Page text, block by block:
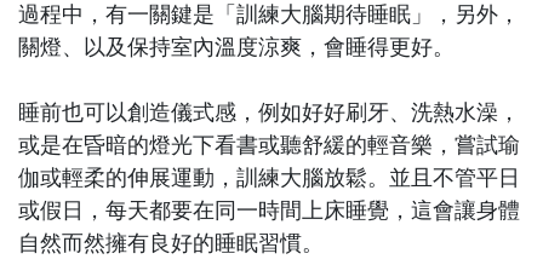
過程中，有一關鍵是「訓練大腦期待睡眠」，另外，
關燈、以及保持室內溫度涼爽，會睡得更好。
睡前也可以創造儀式感，例如好好刷牙、洗熱水澡，
或是在昏暗的燈光下看書或聽舒緩的輕音樂，嘗試瑜
伽或輕柔的伸展運動，訓練大腦放鬆。並且不管平日
或假日，每天都要在同一時間上床睡覺，這會讓身體
自然而然擁有良好的睡眠習慣。